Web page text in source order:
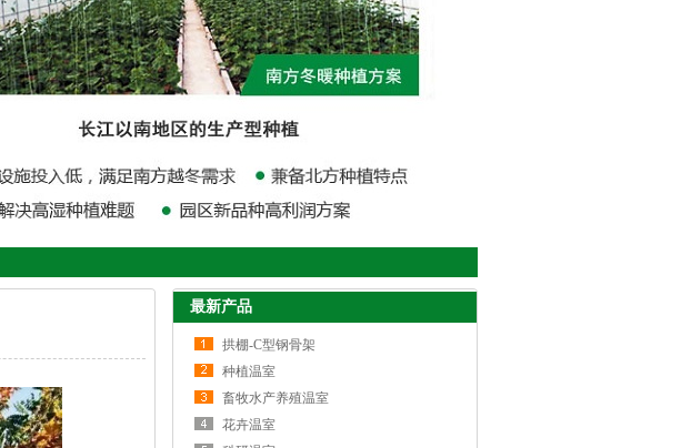
最新产品
拱棚-C型钢骨架
种植温室
畜牧水产养殖温室
花卉温室